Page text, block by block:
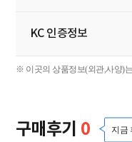
KC 인증정보
※ 이곳의 상품정보(외관,사양)
구매후기 0 지금